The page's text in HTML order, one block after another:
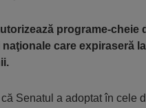
programe-cheie
care expiraseră
Senatul a adoptat în cele